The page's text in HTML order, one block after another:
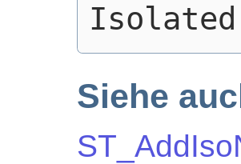
Isolated
Siehe